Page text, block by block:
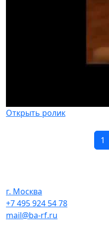
Открыть ролик
1
г. Москва
+7 495 924 54 78
mail@ba-rf.ru